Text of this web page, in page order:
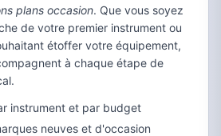
plans occasion. Que vous soyez
de votre premier instrument ou
étoffer votre équipement,
à chaque étape de
instrument et par budget
neuves et d'occasion